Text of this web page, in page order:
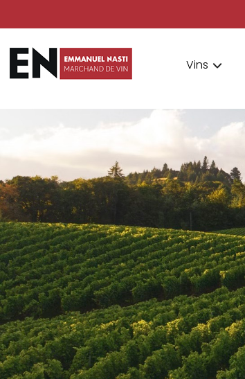
Vins